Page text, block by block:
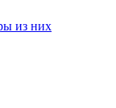
из них